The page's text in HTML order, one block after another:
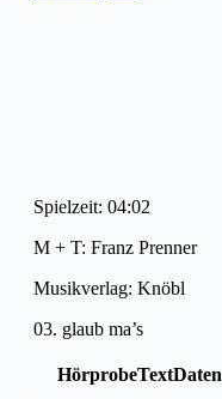
Spielzeit: 04:02
M + T: Franz Prenner
Musikverlag: Knöbl
03. glaub ma’s
HörprobeTextDaten